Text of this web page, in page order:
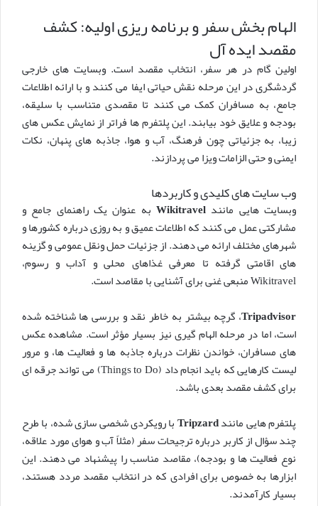
الهام بخش سفر و برنامه ریزی اولیه: کشف
مقصد ایده آل
اولین گام در هر سفر، انتخاب مقصد است. وبسایت های خارجی
گردشگری در این مرحله نقش حیاتی ایفا می کنند و با ارائه اطلاعات
جامع، به مسافران کمک می کنند تا مقصدی متناسب با سلیقه،
بودجه و علایق خود بیابند. این پلتفرم ها فراتر از نمایش عکس های
زیبا، به جزئیاتی چون فرهنگ، آب و هوا، جاذبه های پنهان، نکات
ایمنی و حتی الزامات ویزا می پردازند.
وب سایت های کلیدی و کاربردها
وبسایت هایی مانند Wikitravel به عنوان یک راهنمای جامع و
مشارکتی عمل می کنند که اطلاعات عمیق و به روزی درباره کشورها و
شهرهای مختلف ارائه می دهند. از جزئیات حمل ونقل عمومی و گزینه
های اقامتی گرفته تا معرفی غذاهای محلی و آداب و رسوم،
Wikitravel منبعی غنی برای آشنایی با مقاصد است.
Tripadvisor، گرچه بیشتر به خاطر نقد و بررسی ها شناخته شده
است، اما در مرحله الهام گیری نیز بسیار مؤثر است. مشاهده عکس
های مسافران، خواندن نظرات درباره جاذبه ها و فعالیت ها، و مرور
لیست کارهایی که باید انجام داد (Things to Do) می تواند جرقه ای
برای کشف مقصد بعدی باشد.
پلتفرم هایی مانندTripzardبا رویکردی شخصی سازی شده، با طرح
چند سؤال از کاربر درباره ترجیحات سفر (مثلاً آب و هوای مورد علاقه،
نوع فعالیت ها و بودجه)، مقاصد مناسب را پیشنهاد می دهند. این
ابزارها به خصوص برای افرادی که در انتخاب مقصد مردد هستند،
بسیار کارآمدند.